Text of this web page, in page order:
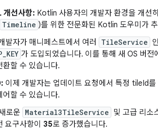
선사항: Kotlin 사용자의 개발자 환경을 개선
Timeline )를 위한 전문화된 Kotlin 도우미가
발자가 매니페스트에서 여러 TileService
가 도입되었습니다. 이를 통해 새 OS 버전
할 수 있습니다.
이제 개발자는 업데이트 요청에서 특정 tileId
할 수 있습니다.
로운 Material3TileService 및 고급 리소
요구사항이 35로 증가했습니다.